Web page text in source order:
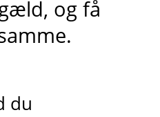
og få
du